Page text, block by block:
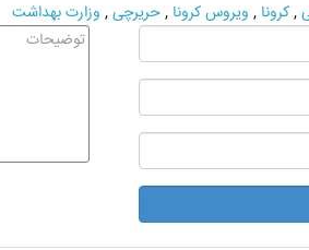
,کرونا , ویروس کرونا ,حریرچی, وزارت بهداشت